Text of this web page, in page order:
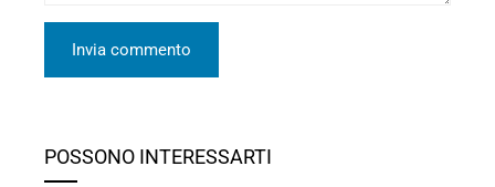
POSSONO INTERESSARTI